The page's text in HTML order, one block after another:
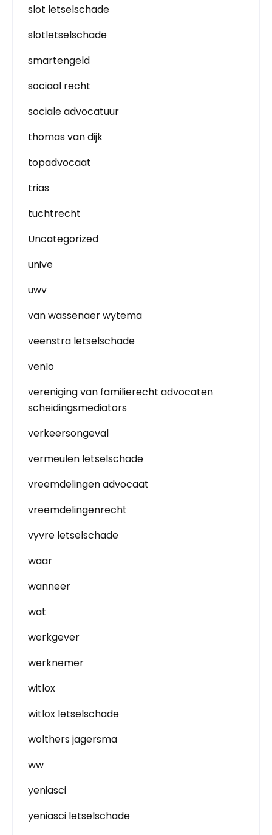
slot letselschade
slotletselschade
smartengeld
sociaal recht
sociale advocatuur
thomas van dijk
topadvocaat
trias
tuchtrecht
Uncategorized
unive
uwv
van wassenaer wytema
veenstra letselschade
venlo
vereniging van familierecht advocaten
scheidingsmediators
verkeersongeval
vermeulen letselschade
vreemdelingen advocaat
vreemdelingenrecht
vyvre letselschade
waar
wanneer
wat
werkgever
werknemer
witlox
witlox letselschade
wolthers jagersma
ww
yeniasci
yeniasci letselschade